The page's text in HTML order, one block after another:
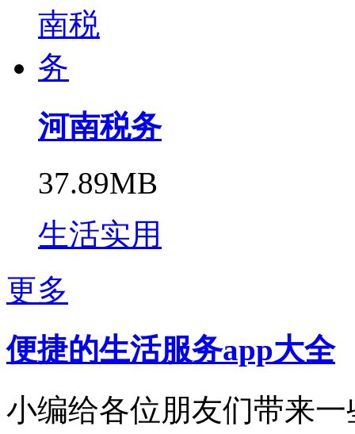
河南税务
37.89MB
生活实用
更多
便捷的生活服务app大全
小编给各位朋友们带来